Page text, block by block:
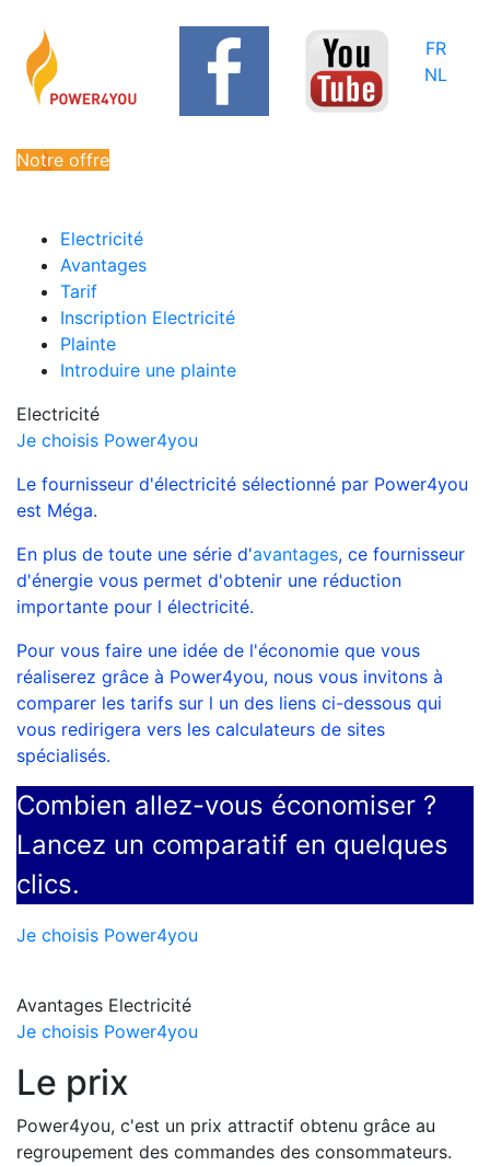
FR
NL
Notre offre
Electricité
Avantages
Tarif
Inscription Electricité
Plainte
Introduire une plainte
Electricité
Je choisis Power4you
Le fournisseur d'électricité sélectionné par Power4you
est Méga.
En plus de toute une série d'avantages, ce fournisseur
d'énergie vous permet d'obtenir une réduction
importante pour l électricité.
Pour vous faire une idée de l'économie que vous
réaliserez grâce à Power4you, nous vous invitons à
comparer les tarifs sur l un des liens ci-dessous qui
vous redirigera vers les calculateurs de sites
spécialisés.
Combien allez-vous économiser ?
Lancez un comparatif en quelques
clics.
Je choisis Power4you
Avantages Electricité
Je choisis Power4you
Le prix
Power4you, c'est un prix attractif obtenu grâce au
regroupement des commandes des consommateurs.